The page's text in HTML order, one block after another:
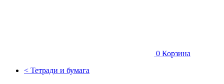
0 Корзина
< Тетради и бумага